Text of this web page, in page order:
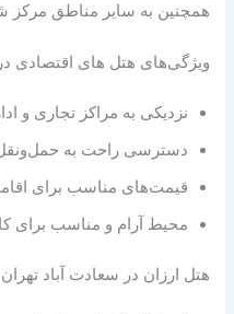
همچنین به سایر مناطق مرکز
ویژگی‌های هتل های اقتصادی
نزدیکی به مراکز تجاری و
دسترسی راحت به
قیمت‌های مناسب برای
محیط آرام و مناسب برای
هتل ارزان در سعادت آباد تهران